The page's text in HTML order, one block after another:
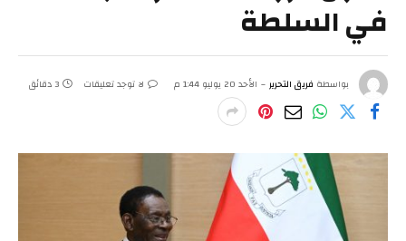
في السلطة
بواسطة فريق التحرير الأحد 20 يوليو 1:44 م لا توجد تعليقات 3 دقائق